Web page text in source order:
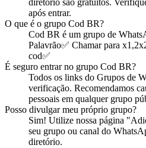
diretório são gratuitos.
após entrar.
O que é o grupo Cod BR?
Cod BR é um grupo de
Palavrão✅️ Chamar para
cod✅
É seguro entrar no grupo Cod BR?
Todos os links do Grupos de
verificação. Recomendamos
pessoais em qualquer grupo
Posso divulgar meu próprio grupo?
Sim! Utilize nossa página
seu grupo ou canal do
diretório.